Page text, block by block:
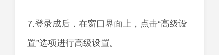
7.登录成后，在窗口界面上，点击“高级设
置”选项进行高级设置。